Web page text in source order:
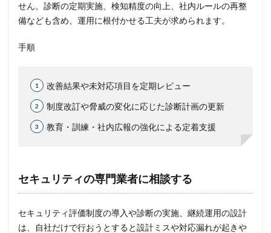
せん。診断の定期実施、検知精度の向上、社内ルールの再整
備なども含め、運用に根付かせる工夫が求められます。
手順
改善結果や未対応項目を定期レビュー
制度改訂や脅威の変化に応じた診断計画の更新
教育・訓練・社内広報の強化による定着支援
セキュリティの専門業者に相談する
セキュリティ評価制度の導入や診断の実施、継続運用の設計
は、自社だけで行おうとすると設計ミスや対応漏れが起きや